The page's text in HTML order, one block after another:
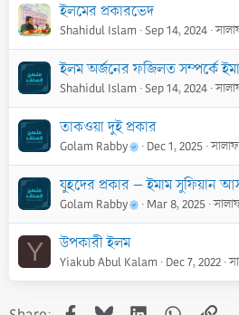
ইলমের প্রকারভেদ
Shahidul Islam Sep 14, 2024
ইলম অর্জনের ফজিলত সম্পর্কে
Shahidul Islam Sep 14, 2024
তাকওয়া দুই প্রকার
Golam Rabby Dec 1, 2025
যুহদের প্রকার – ইমাম সুফিয়ান
Golam Rabby Mar 8, 2025
Y উপকারী ইলম
Yiakub Abul Kalam Dec 7, 2022